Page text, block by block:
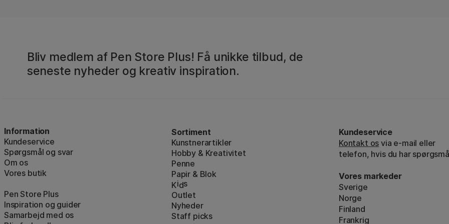
Bliv medlem af Pen Store Plus! Få unikke tilbud, de
seneste nyheder og kreativ inspiration.
Information
Kundeservice
Spørgsmål og svar
Om os
Vores butik
Pen Store Plus
Inspiration og guider
Samarbejd med os
Sortiment
Kunstnerartikler
Hobby & Kreativitet
Penne
Papir & Blok
Kids
Outlet
Nyheder
Staff picks
Kundeservice
Kontakt os via e-mail eller
telefon, hvis du har
Vores markeder
Sverige
Norge
Finland
Frankrig